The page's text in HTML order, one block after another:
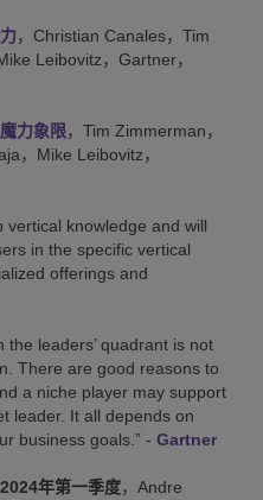
，Christian Canales，Tim
Leibovitz，Gartner，
力象限，Tim Zimmerman，
，Mike Leibovitz，
vertical knowledge and will
in the specific vertical
offerings and
the leaders’ quadrant is not
There are good reasons to
a niche player may support
leader. It all depends on
business goals.” - Gartner
年第一季度，Andre